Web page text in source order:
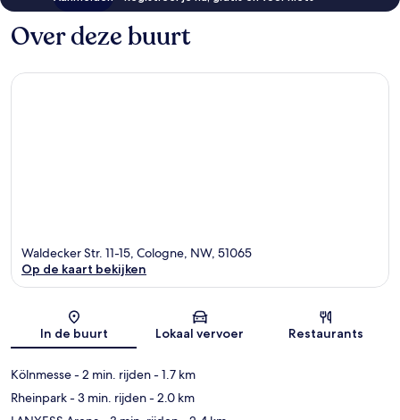
Over deze buurt
Kaart
Waldecker Str. 11-15, Cologne, NW, 51065
Op de kaart bekijken
In de buurt Lokaal vervoer Restaurants
Kölnmesse- 2 min. rijden- 1.7 km
Rheinpark- 3 min. rijden- 2.0 km